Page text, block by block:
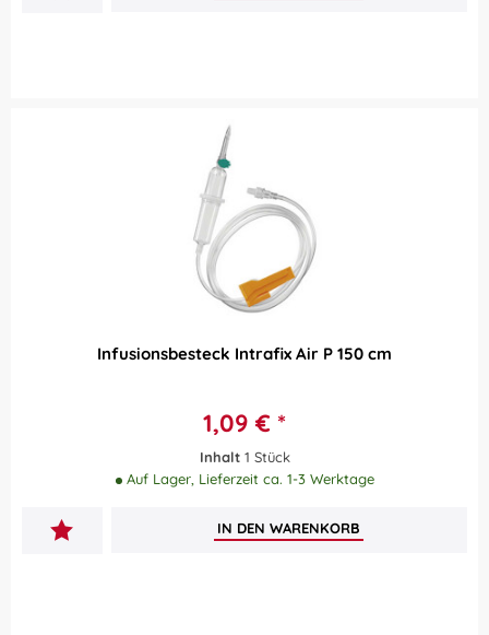
Infusionsbesteck Intrafix Air P 150 cm
1,09 € *
Inhalt 1 Stück
Auf Lager, Lieferzeit ca. 1-3 Werktage
IN DEN WARENKORB